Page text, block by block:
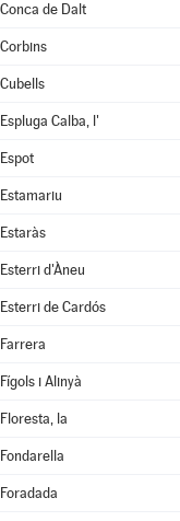
Conca de Dalt
Corbins
Cubells
Espluga Calba, l'
Espot
Estamariu
Estaràs
Esterri d'Àneu
Esterri de Cardós
Farrera
Fígols i Alinyà
Floresta, la
Fondarella
Foradada